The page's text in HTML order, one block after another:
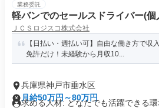
業務委託
軽バンでのセールスドライバー(個
ＪＣＳロジスコ株式会社
【日払い・週払い可】自由な働き方で
免許だけ！未経験から月収10...
兵庫県神戸市垂水区
月給50万円～80万円
求める人材: どなたでも活躍できる